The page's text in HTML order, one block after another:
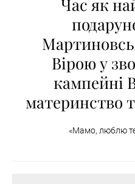
Час як
Вірою у
кампейні
материнство
«Мамо, люблю